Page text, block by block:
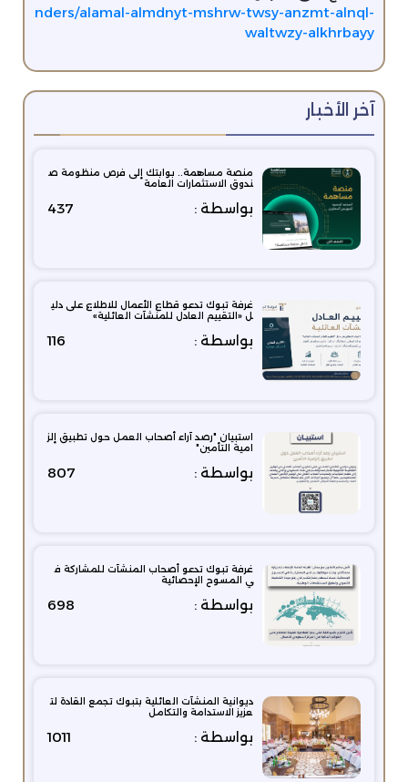
nders/alamal-almdnyt-mshrw-twsy-anzmt-alnql-
waltwzy-alkhrbayy
آخر الأخبار
منصة مساهمة.. بوابتك إلى فرص منظومة ص
ندوق الاستثمارات العامة
بواسطة : 437
غرفة تبوك تدعو قطاع الأعمال للاطلاع على دلي
ل «التقييم العادل للمنشآت العائلية»
بواسطة : 116
استبيان "رصد آراء أصحاب العمل حول تطبيق إلز
امية التأمين"
بواسطة : 807
غرفة تبوك تدعو أصحاب المنشآت للمشاركة ف
ي المسوح الإحصائية
بواسطة : 698
ديوانية المنشآت العائلية بتبوك تجمع القادة لت
عزيز الاستدامة والتكامل
بواسطة : 1011